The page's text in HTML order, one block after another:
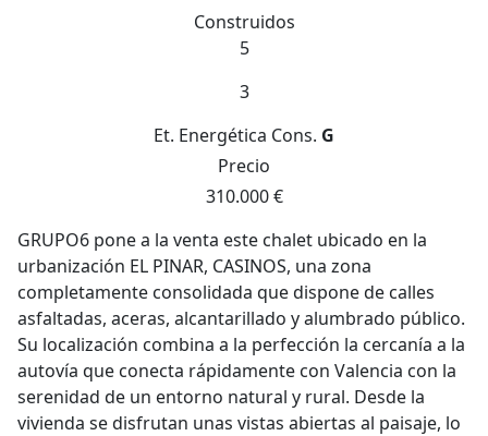
Construidos
5
3
Et. Energética Cons. G
Precio
310.000 €
GRUPO6 pone a la venta este chalet ubicado en la
urbanización EL PINAR, CASINOS, una zona
completamente consolidada que dispone de calles
asfaltadas, aceras, alcantarillado y alumbrado público.
Su localización combina a la perfección la cercanía a la
autovía que conecta rápidamente con Valencia con la
serenidad de un entorno natural y rural. Desde la
vivienda se disfrutan unas vistas abiertas al paisaje, lo